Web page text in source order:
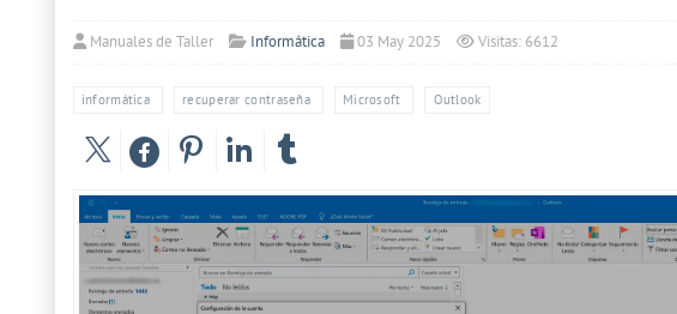
Manuales de Taller Informática 03 May 2025 Visitas: 6612
informática recuperar contraseña Microsoft Outlook